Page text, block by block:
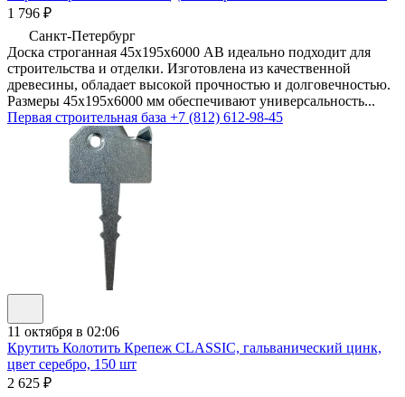
1 796 ₽
Санкт-Петербург
Доска строганная 45х195х6000 AB идеально подходит для
строительства и отделки. Изготовлена из качественной
древесины, обладает высокой прочностью и долговечностью.
Размеры 45х195х6000 мм обеспечивают универсальность...
Первая строительная база +7 (812) 612-98-45
11 октября в 02:06
Крутить Колотить Крепеж CLASSIC, гальванический цинк,
цвет серебро, 150 шт
2 625 ₽